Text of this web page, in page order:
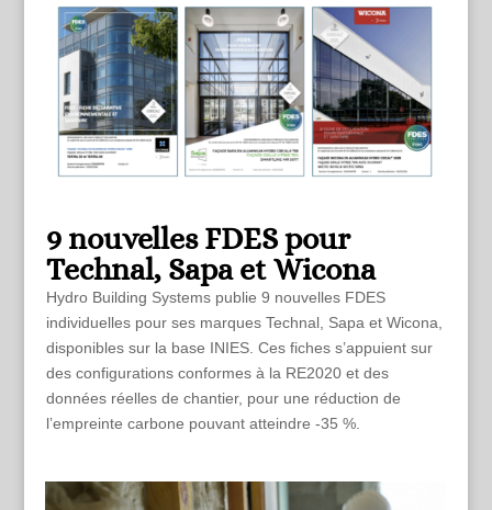
9 nouvelles FDES pour
Technal, Sapa et Wicona
Hydro Building Systems publie 9 nouvelles FDES
individuelles pour ses marques Technal, Sapa et Wicona,
disponibles sur la base INIES. Ces fiches s’appuient sur
des configurations conformes à la RE2020 et des
données réelles de chantier, pour une réduction de
l’empreinte carbone pouvant atteindre -35 %.